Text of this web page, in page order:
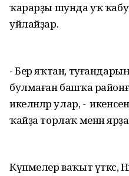
ҡарарҙы шунда уҡ
уйлайҙар.
- Бер яҡтан,
булмаған башҡа районға
икеләнәләр улар, - ә
ҡайҙа торлаҡ менән
Күпмелер ваҡыт үткәс,